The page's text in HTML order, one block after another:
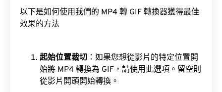
以下是如何使用我們的 MP4 轉 GIF 轉換器獲得最佳
效果的方法
起始位置裁切 ：如果您想從影片的特定位置開
始將 MP4 轉換為 GIF，請使用此選項。留空則
從影片開頭開始轉換。